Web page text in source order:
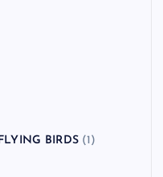
BIRDS(1)